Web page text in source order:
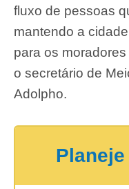
fluxo de pessoas
mantendo a
para os
o secretário de
Adolpho.